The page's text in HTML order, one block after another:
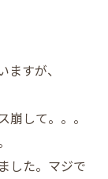
すが、
して。。。
した。マジで